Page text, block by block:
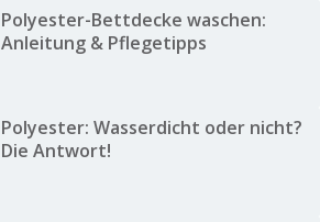
Polyester-Bettdecke waschen:
Anleitung & Pflegetipps
Polyester: Wasserdicht oder nicht?
Die Antwort!